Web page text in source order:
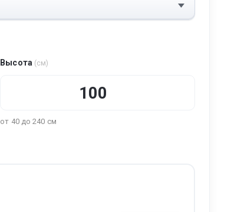
Высота (см)
от 40 до 240 см